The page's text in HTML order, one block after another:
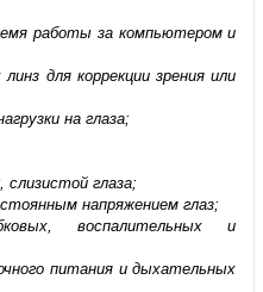
работы за компьютером и
для коррекции зрения или
на глаза;
слизистой глаза;
напряжением глаз;
воспалительных и
питания и дыхательных